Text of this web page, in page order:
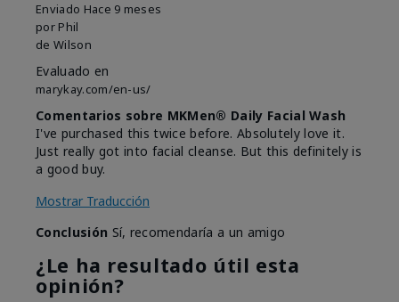
Enviado Hace 9 meses
por Phil
de Wilson
Evaluado en
marykay.com/en-us/
Comentarios sobre MKMen® Daily Facial Wash
I've purchased this twice before. Absolutely love it.
Just really got into facial cleanse. But this definitely is
a good buy.
Mostrar Traducción
Conclusión Sí, recomendaría a un amigo
¿Le ha resultado útil esta
opinión?